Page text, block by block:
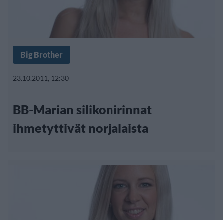
Big Brother
23.10.2011, 12:30
BB-Marian silikonirinnat
ihmetyttivät norjalaista